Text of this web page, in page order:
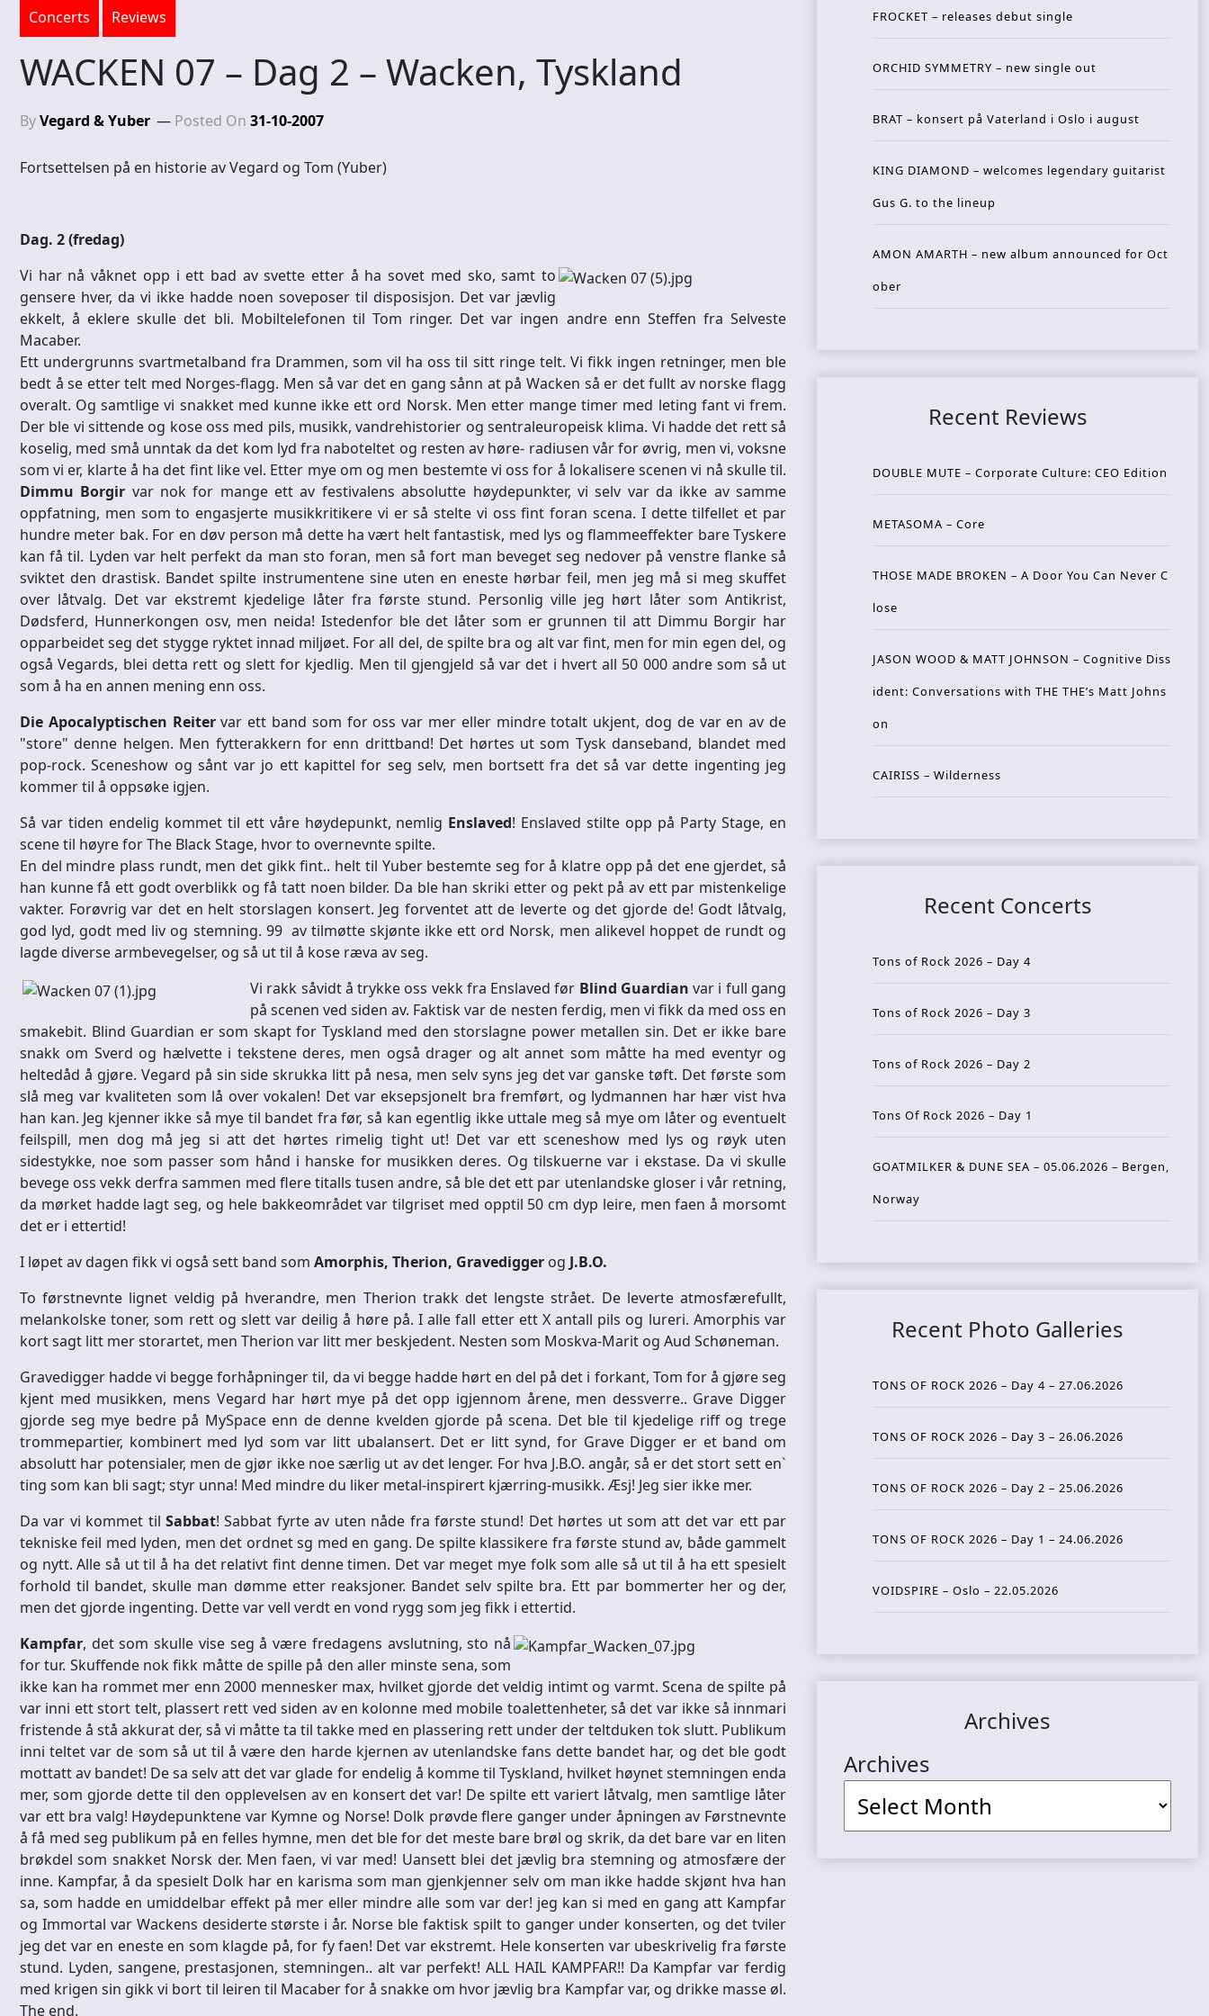
Concerts Reviews
WACKEN 07 – Dag 2 – Wacken, Tyskland
ByVegard & Yuber Posted On 31-10-2007
Fortsettelsen på en historie av Vegard og Tom (Yuber)
Dag. 2 (fredag)
Vi har nå våknet opp i ett bad av svette etter å ha sovet med sko, samt to
gensere hver, da vi ikke hadde noen soveposer til disposisjon. Det var jævlig
ekkelt, å eklere skulle det bli. Mobiltelefonen til Tom ringer. Det var ingen andre enn Steffen fra Selveste
Macaber.
Ett undergrunns svartmetalband fra Drammen, som vil ha oss til sitt ringe telt. Vi fikk ingen retninger, men ble
bedt å se etter telt med Norges-flagg. Men så var det en gang sånn at på Wacken så er det fullt av norske flagg
overalt. Og samtlige vi snakket med kunne ikke ett ord Norsk. Men etter mange timer med leting fant vi frem.
Der ble vi sittende og kose oss med pils, musikk, vandrehistorier og sentraleuropeisk klima. Vi hadde det rett så
koselig, med små unntak da det kom lyd fra naboteltet og resten av høre- radiusen vår for øvrig, men vi, voksne
som vi er, klarte å ha det fint like vel. Etter mye om og men bestemte vi oss for å lokalisere scenen vi nå skulle til.
Dimmu Borgir var nok for mange ett av festivalens absolutte høydepunkter, vi selv var da ikke av samme
oppfatning, men som to engasjerte musikkritikere vi er så stelte vi oss fint foran scena. I dette tilfellet et par
hundre meter bak. For en døv person må dette ha vært helt fantastisk, med lys og flammeeffekter bare Tyskere
kan få til. Lyden var helt perfekt da man sto foran, men så fort man beveget seg nedover på venstre flanke så
sviktet den drastisk. Bandet spilte instrumentene sine uten en eneste hørbar feil, men jeg må si meg skuffet
over låtvalg. Det var ekstremt kjedelige låter fra første stund. Personlig ville jeg hørt låter som Antikrist,
Dødsferd, Hunnerkongen osv, men neida! Istedenfor ble det låter som er grunnen til att Dimmu Borgir har
opparbeidet seg det stygge ryktet innad miljøet. For all del, de spilte bra og alt var fint, men for min egen del, og
også Vegards, blei detta rett og slett for kjedlig. Men til gjengjeld så var det i hvert all 50 000 andre som så ut
som å ha en annen mening enn oss.
Die Apocalyptischen Reitervar ett band som for oss var mer eller mindre totalt ukjent, dog de var en av de
"store" denne helgen. Men fytterakkern for enn drittband! Det hørtes ut som Tysk danseband, blandet med
pop-rock. Sceneshow og sånt var jo ett kapittel for seg selv, men bortsett fra det så var dette ingenting jeg
kommer til å oppsøke igjen.
Så var tiden endelig kommet til ett våre høydepunkt, nemlig Enslaved! Enslaved stilte opp på Party Stage, en
scene til høyre for The Black Stage, hvor to overnevnte spilte.
En del mindre plass rundt, men det gikk fint.. helt til Yuber bestemte seg for å klatre opp på det ene gjerdet, så
han kunne få ett godt overblikk og få tatt noen bilder. Da ble han skriki etter og pekt på av ett par mistenkelige
vakter. Forøvrig var det en helt storslagen konsert. Jeg forventet att de leverte og det gjorde de! Godt låtvalg,
god lyd, godt med liv og stemning. 99 av tilmøtte skjønte ikke ett ord Norsk, men alikevel hoppet de rundt og
lagde diverse armbevegelser, og så ut til å kose ræva av seg.
Vi rakk såvidt å trykke oss vekk fra Enslaved før Blind Guardian var i full gang
på scenen ved siden av. Faktisk var de nesten ferdig, men vi fikk da med oss en
smakebit. Blind Guardian er som skapt for Tyskland med den storslagne power metallen sin. Det er ikke bare
snakk om Sverd og hælvette i tekstene deres, men også drager og alt annet som måtte ha med eventyr og
heltedåd å gjøre. Vegard på sin side skrukka litt på nesa, men selv syns jeg det var ganske tøft. Det første som
slå meg var kvaliteten som lå over vokalen! Det var eksepsjonelt bra fremført, og lydmannen har hær vist hva
han kan. Jeg kjenner ikke så mye til bandet fra før, så kan egentlig ikke uttale meg så mye om låter og eventuelt
feilspill, men dog må jeg si att det hørtes rimelig tight ut! Det var ett sceneshow med lys og røyk uten
sidestykke, noe som passer som hånd i hanske for musikken deres. Og tilskuerne var i ekstase. Da vi skulle
bevege oss vekk derfra sammen med flere titalls tusen andre, så ble det ett par utenlandske gloser i vår retning,
da mørket hadde lagt seg, og hele bakkeområdet var tilgriset med opptil 50 cm dyp leire, men faen å morsomt
det er i ettertid!
I løpet av dagen fikk vi også sett band som Amorphis, Therion, Gravedigger og J.B.O.
To førstnevnte lignet veldig på hverandre, men Therion trakk det lengste strået. De leverte atmosfærefullt,
melankolske toner, som rett og slett var deilig å høre på. I alle fall etter ett X antall pils og lureri. Amorphis var
kort sagt litt mer storartet, men Therion var litt mer beskjedent. Nesten som Moskva-Marit og Aud Schøneman.
Gravedigger hadde vi begge forhåpninger til, da vi begge hadde hørt en del på det i forkant, Tom for å gjøre seg
kjent med musikken, mens Vegard har hørt mye på det opp igjennom årene, men dessverre.. Grave Digger
gjorde seg mye bedre på MySpace enn de denne kvelden gjorde på scena. Det ble til kjedelige riff og trege
trommepartier, kombinert med lyd som var litt ubalansert. Det er litt synd, for Grave Digger er et band om
absolutt har potensialer, men de gjør ikke noe særlig ut av det lenger. For hva J.B.O. angår, så er det stort sett en`
ting som kan bli sagt; styr unna! Med mindre du liker metal-inspirert kjærring-musikk. Æsj! Jeg sier ikke mer.
Da var vi kommet tilSabbat! Sabbat fyrte av uten nåde fra første stund! Det hørtes ut som att det var ett par
tekniske feil med lyden, men det ordnet sg med en gang. De spilte klassikere fra første stund av, både gammelt
og nytt. Alle så ut til å ha det relativt fint denne timen. Det var meget mye folk som alle så ut til å ha ett spesielt
forhold til bandet, skulle man dømme etter reaksjoner. Bandet selv spilte bra. Ett par bommerter her og der,
men det gjorde ingenting. Dette var vell verdt en vond rygg som jeg fikk i ettertid.
Kampfar, det som skulle vise seg å være fredagens avslutning, sto nå
for tur. Skuffende nok fikk måtte de spille på den aller minste sena, som
ikke kan ha rommet mer enn 2000 mennesker max, hvilket gjorde det veldig intimt og varmt. Scena de spilte på
var inni ett stort telt, plassert rett ved siden av en kolonne med mobile toalettenheter, så det var ikke så innmari
fristende å stå akkurat der, så vi måtte ta til takke med en plassering rett under der teltduken tok slutt. Publikum
inni teltet var de som så ut til å være den harde kjernen av utenlandske fans dette bandet har, og det ble godt
mottatt av bandet! De sa selv att det var glade for endelig å komme til Tyskland, hvilket høynet stemningen enda
mer, som gjorde dette til den opplevelsen av en konsert det var! De spilte ett variert låtvalg, men samtlige låter
var ett bra valg! Høydepunktene var Kymne og Norse! Dolk prøvde flere ganger under åpningen av Førstnevnte
å få med seg publikum på en felles hymne, men det ble for det meste bare brøl og skrik, da det bare var en liten
brøkdel som snakket Norsk der. Men faen, vi var med! Uansett blei det jævlig bra stemning og atmosfære der
inne. Kampfar, å da spesielt Dolk har en karisma som man gjenkjenner selv om man ikke hadde skjønt hva han
sa, som hadde en umiddelbar effekt på mer eller mindre alle som var der! jeg kan si med en gang att Kampfar
og Immortal var Wackens desiderte største i år. Norse ble faktisk spilt to ganger under konserten, og det tviler
jeg det var en eneste en som klagde på, for fy faen! Det var ekstremt. Hele konserten var ubeskrivelig fra første
stund. Lyden, sangene, prestasjonen, stemningen.. alt var perfekt! ALL HAIL KAMPFAR!! Da Kampfar var ferdig
med krigen sin gikk vi bort til leiren til Macaber for å snakke om hvor jævlig bra Kampfar var, og drikke masse øl.
The end.
FROCKET – releases debut single
ORCHID SYMMETRY – new single out
BRAT – konsert på Vaterland i Oslo i august
KING DIAMOND – welcomes legendary guitarist
Gus G. to the lineup
AMON AMARTH – new album announced for Oct
ober
Recent Reviews
DOUBLE MUTE – Corporate Culture: CEO Edition
METASOMA – Core
THOSE MADE BROKEN – A Door You Can Never C
lose
JASON WOOD & MATT JOHNSON – Cognitive Diss
ident: Conversations with THE THE’s Matt Johns
on
CAIRISS – Wilderness
Recent Concerts
Tons of Rock 2026 – Day 4
Tons of Rock 2026 – Day 3
Tons of Rock 2026 – Day 2
Tons Of Rock 2026 – Day 1
GOATMILKER & DUNE SEA – 05.06.2026 – Bergen,
Norway
Recent Photo Galleries
TONS OF ROCK 2026 – Day 4 – 27.06.2026
TONS OF ROCK 2026 – Day 3 – 26.06.2026
TONS OF ROCK 2026 – Day 2 – 25.06.2026
TONS OF ROCK 2026 – Day 1 – 24.06.2026
VOIDSPIRE – Oslo – 22.05.2026
Archives
Archives